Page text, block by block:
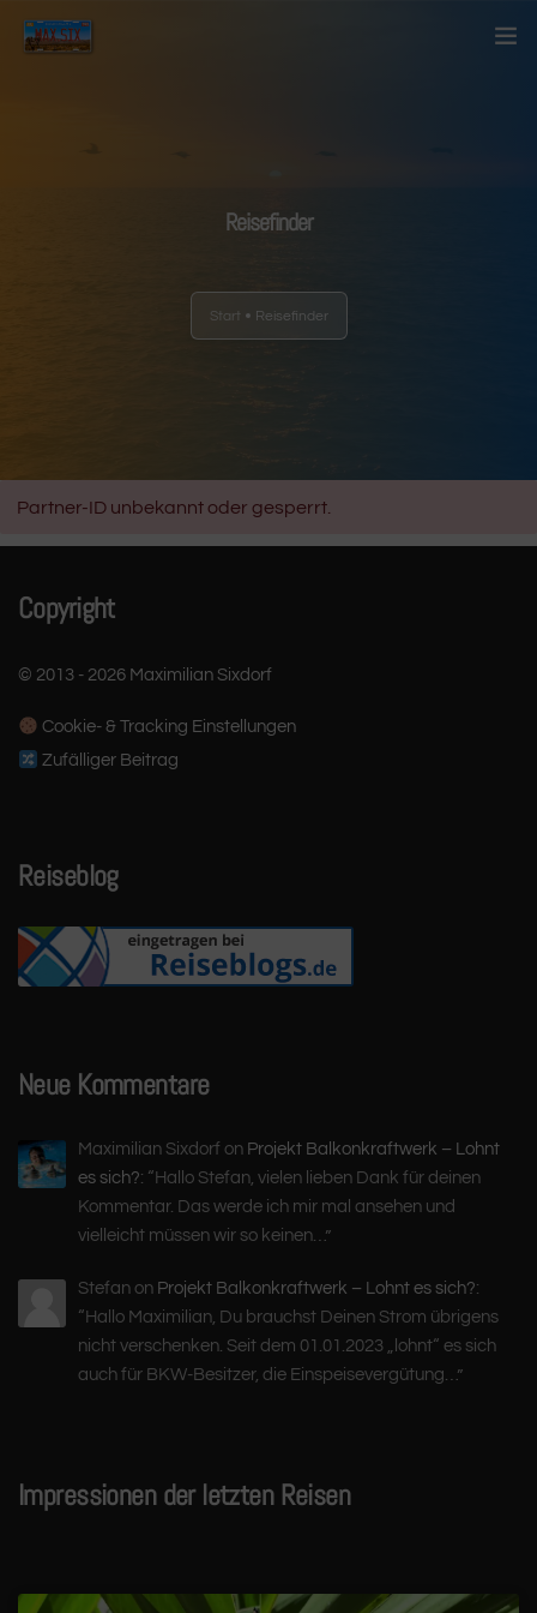
Reisefinder
Start Reisefinder
Partner-ID unbekannt oder gesperrt.
Copyright
© 2013 - 2026 Maximilian Sixdorf
Cookie- & Tracking Einstellungen
Zufälliger Beitrag
Reiseblog
Neue Kommentare
Maximilian Sixdorf on Projekt Balkonkraftwerk – Lohnt
es sich?: “ Hallo Stefan, vielen lieben Dank für deinen
Kommentar. Das werde ich mir mal ansehen und
vielleicht müssen wir so keinen… ”
Stefan on Projekt Balkonkraftwerk – Lohnt es sich?:
“ Hallo Maximilian, Du brauchst Deinen Strom übrigens
nicht verschenken. Seit dem 01.01.2023 „lohnt“ es sich
auch für BKW-Besitzer, die Einspeisevergütung… ”
Impressionen der letzten Reisen